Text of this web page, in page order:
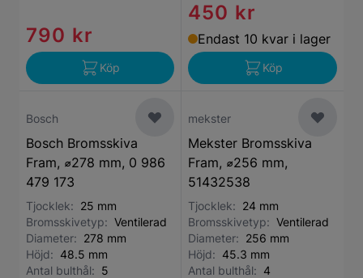
790 kr
Köp
450 kr
Endast 10 kvar i lager
Köp
Bosch
Bosch Bromsskiva
Fram, ⌀278 mm, 0 986
479 173
Tjocklek: 25 mm
Bromsskivetyp: Ventilerad
Diameter: 278 mm
Höjd: 48.5 mm
Antal bulthål: 5
mekster
Mekster Bromsskiva
Fram, ⌀256 mm,
51432538
Tjocklek: 24 mm
Bromsskivetyp: Ventilerad
Diameter: 256 mm
Höjd: 45.3 mm
Antal bulthål: 4